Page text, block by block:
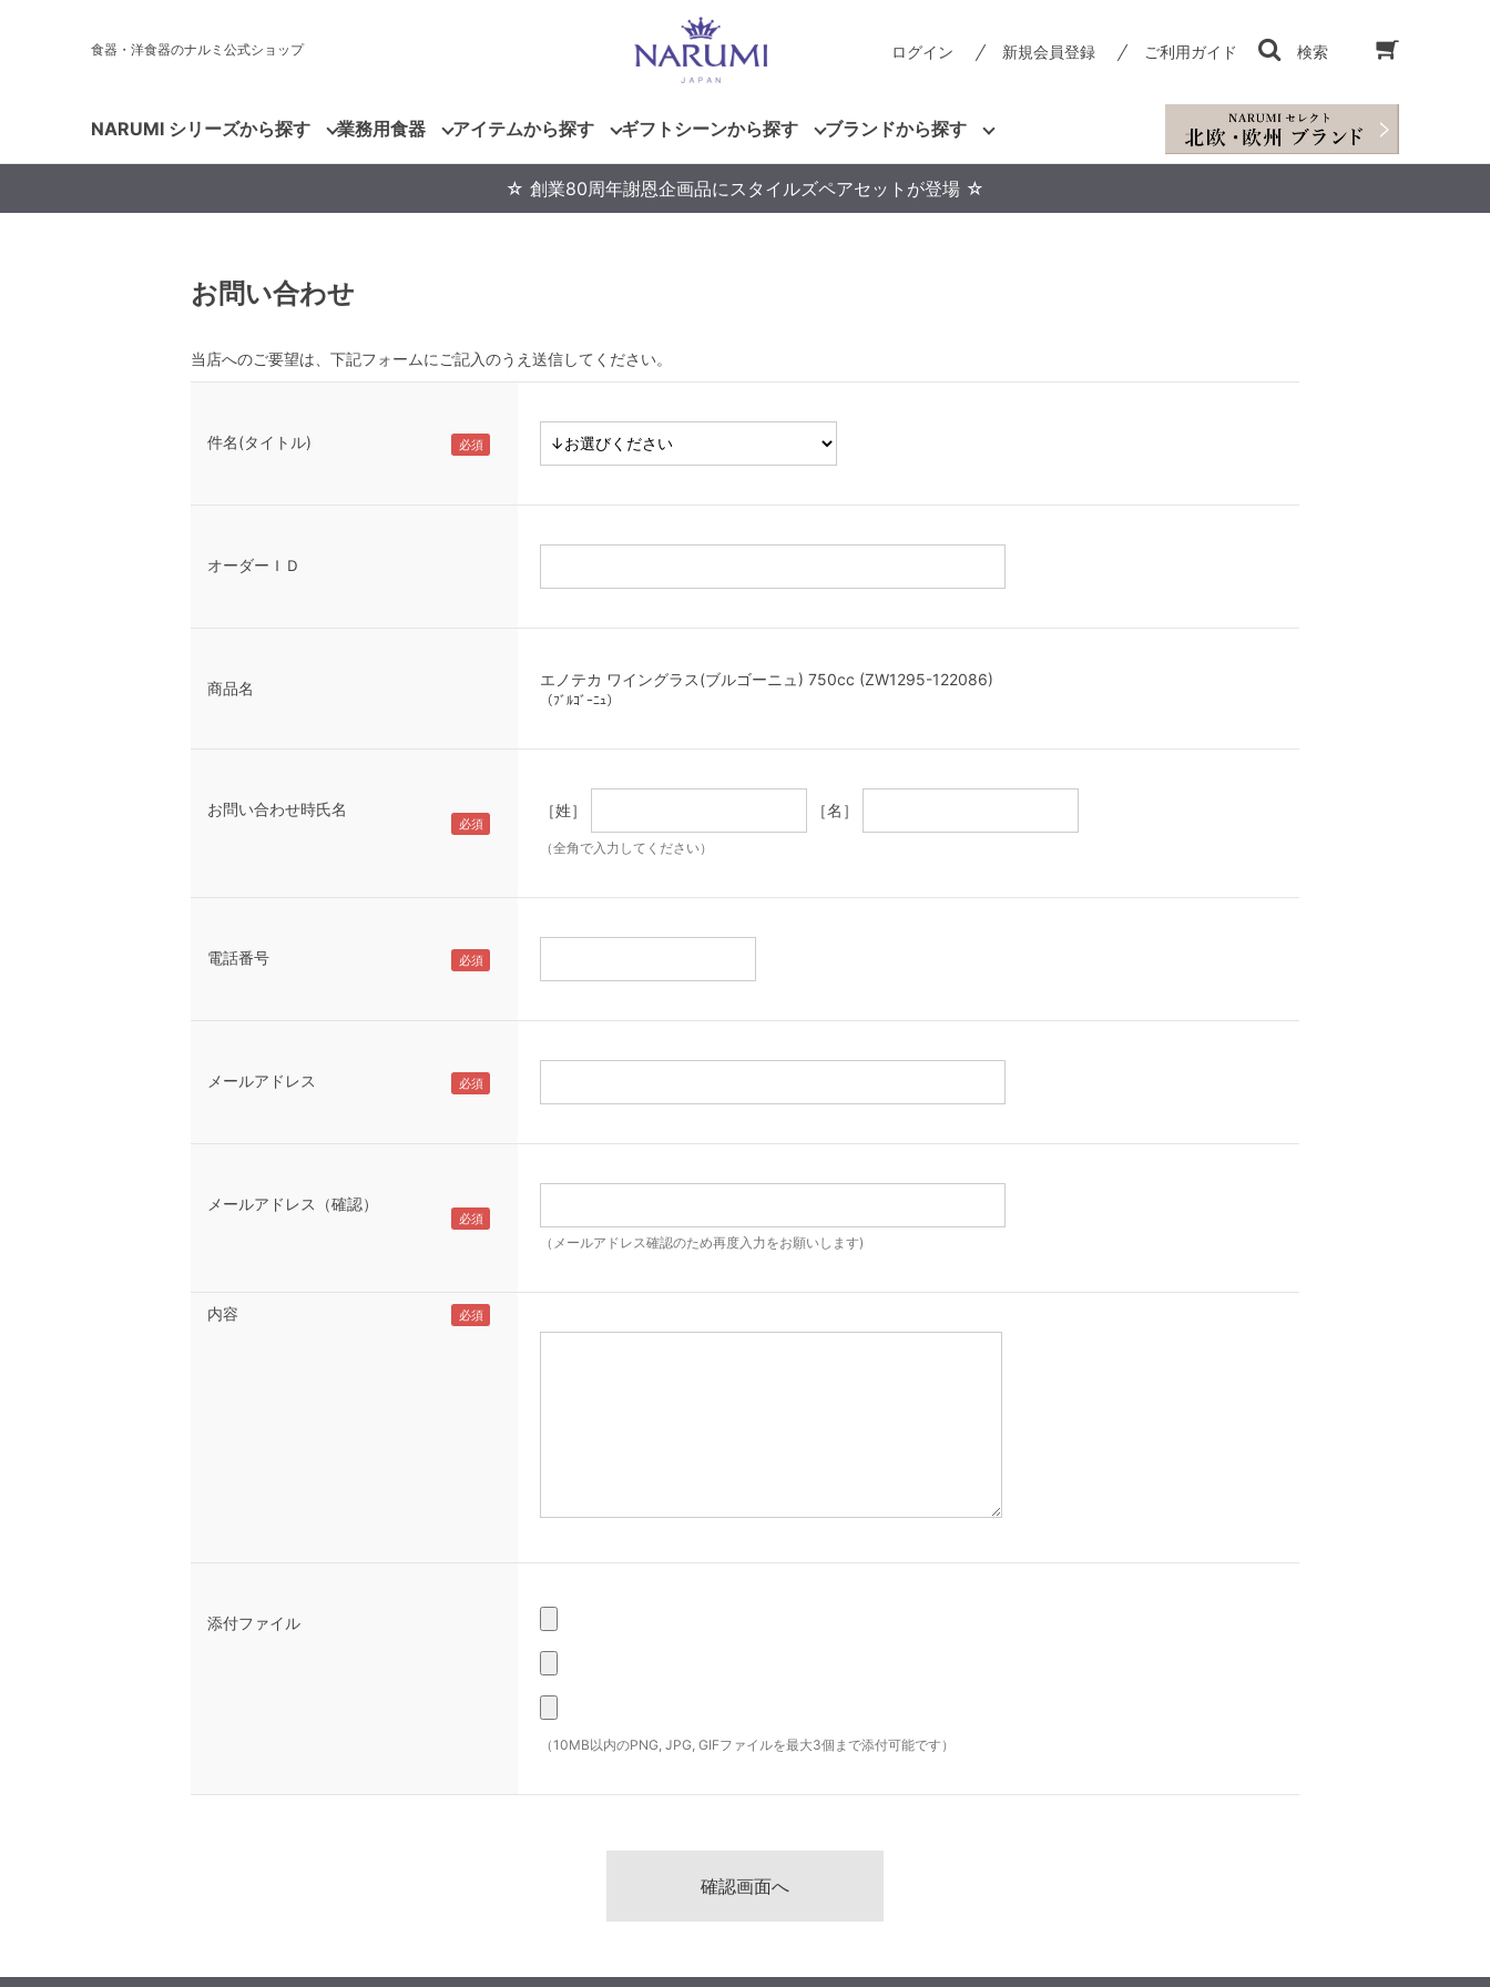
食器・洋食器のナルミ公式ショップ ログイン 新規会員登録 ご利用ガイド 検索
NARUMI シリーズから探す 業務用食器 アイテムから探す ギフトシーンから探す ブランドから探す
☆ 創業80周年謝恩企画品にスタイルズペアセットが登場 ☆
お問い合わせ
当店へのご要望は、下記フォームにご記入のうえ送信してください。
件名(タイトル)
オーダーＩＤ
商品名 エノテカ ワイングラス(ブルゴーニュ) 750cc (ZW1295-122086)
（ﾌﾞﾙｺﾞｰﾆｭ）
お問い合わせ時氏名 ［姓］ ［名］
（全角で入力してください）
電話番号
メールアドレス
メールアドレス（確認）
（メールアドレス確認のため再度入力をお願いします)
内容
添付ファイル
（10MB以内のPNG, JPG, GIFファイルを最大3個まで添付可能です）